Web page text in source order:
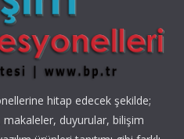
hitap edecek şekilde;
duyurular, bilişim